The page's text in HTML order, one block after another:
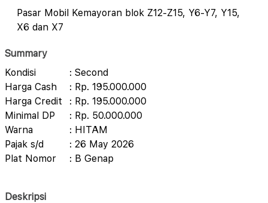
Pasar Mobil Kemayoran blok Z12-Z15, Y6-Y7, Y15,
X6 dan X7
Summary
Kondisi
: Second
Harga Cash
: Rp. 195.000.000
Harga Credit
: Rp. 195.000.000
Minimal DP
: Rp. 50.000.000
Warna
: HITAM
Pajak s/d
: 26 May 2026
Plat Nomor
: B Genap
Deskripsi